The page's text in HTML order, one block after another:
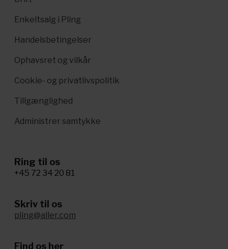
Enkeltsalg i Pling
Handelsbetingelser
Ophavsret og vilkår
Cookie- og privatlivspolitik
Tillgænglighed
Administrer samtykke
Ring til os
+45 72 34 20 81
Skriv til os
pling@aller.com
Find os her